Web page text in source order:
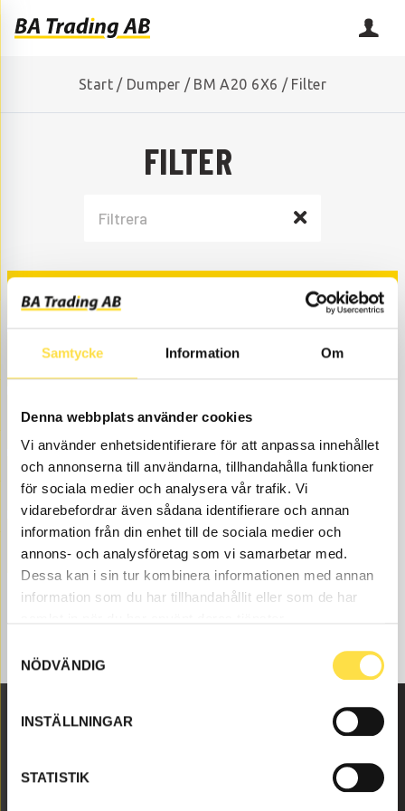
Samtycke Information Om
Denna webbplats använder cookies
Vi använder enhetsidentifierare för att anpassa innehållet
och annonserna till användarna, tillhandahålla funktioner
för sociala medier och analysera vår trafik. Vi
vidarebefordrar även sådana identifierare och annan
information från din enhet till de sociala medier och
annons- och analysföretag som vi samarbetar med.
Dessa kan i sin tur kombinera informationen med annan
information som du har tillhandahållit eller som de har
NÖDVÄNDIG
INSTÄLLNINGAR
STATISTIK
Start / Dumper / BM A20 6X6 / Filter
FILTER
FILTERSATSER
FILTER DRIVAXLAR
FILTER HYDRAULSYSTEM
FILTER HYTT
FILTER MOTOR